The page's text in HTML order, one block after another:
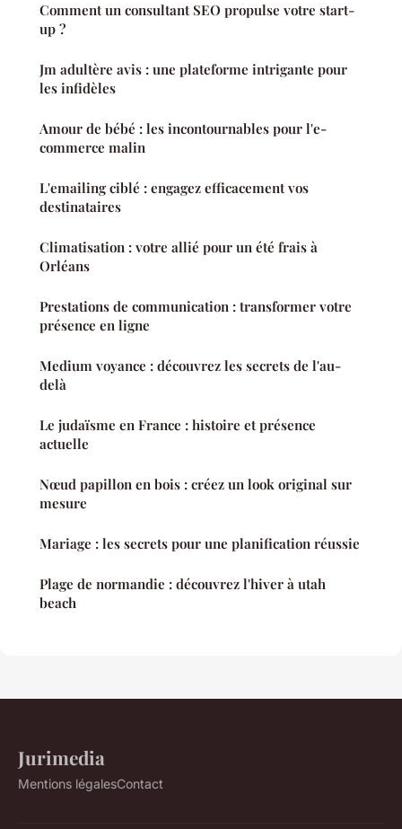
Comment un consultant SEO propulse votre start-
up ?
Jm adultère avis : une plateforme intrigante pour
les infidèles
Amour de bébé : les incontournables pour l'e-
commerce malin
L'emailing ciblé : engagez efficacement vos
destinataires
Climatisation : votre allié pour un été frais à
Orléans
Prestations de communication : transformer votre
présence en ligne
Medium voyance : découvrez les secrets de l'au-
delà
Le judaïsme en France : histoire et présence
actuelle
Nœud papillon en bois : créez un look original sur
mesure
Mariage : les secrets pour une planification réussie
Plage de normandie : découvrez l'hiver à utah
beach
Jurimedia
Mentions légalesContact